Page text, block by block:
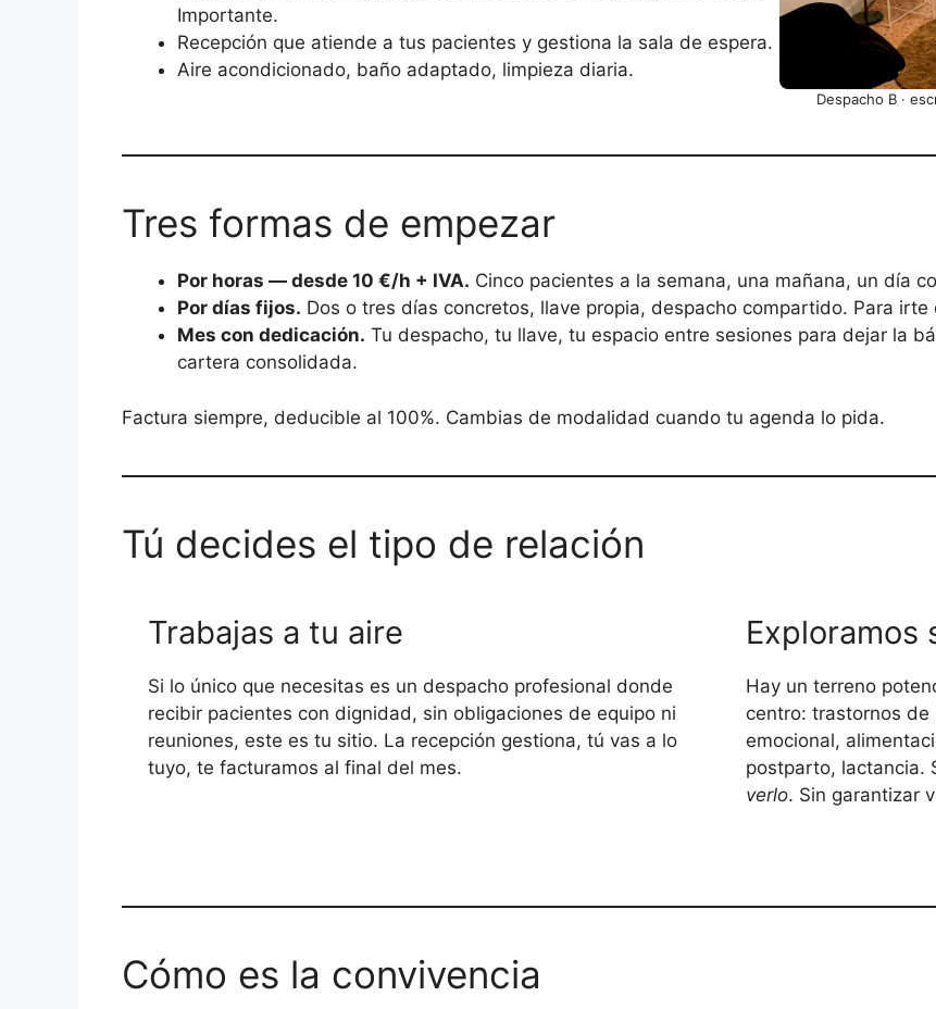
Importante.
Recepción que atiende a tus pacientes y gestiona la sala de espera.
Aire acondicionado, baño adaptado, limpieza diaria.
Despacho B ·
Tres formas de empezar
Por horas — desde 10 €/h + IVA. Cinco pacientes a la semana, una mañana, un día
Por días fijos. Dos o tres días concretos, llave propia, despacho compartido. Para
Mes con dedicación. Tu despacho, tu llave, tu espacio entre sesiones para dejar la
cartera consolidada.
Factura siempre, deducible al 100%. Cambias de modalidad cuando tu agenda lo pida.
Tú decides el tipo de relación
Trabajas a tu aire
Si lo único que necesitas es un despacho profesional donde
recibir pacientes con dignidad, sin obligaciones de equipo ni
reuniones, este es tu sitio. La recepción gestiona, tú vas a lo
tuyo, te facturamos al final del mes.
Exploramos
Hay un terreno
centro: trastornos
emocional,
postparto, lactancia.
verlo. Sin garantizar
Cómo es la convivencia